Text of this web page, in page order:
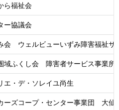
ら福祉会
ー協議会
ウェルビューいずみ障害福祉サ
ふくし会 障害者サービス事業所
・デ・ソレイユ尚生
ーズコープ・センター事業団 大仙